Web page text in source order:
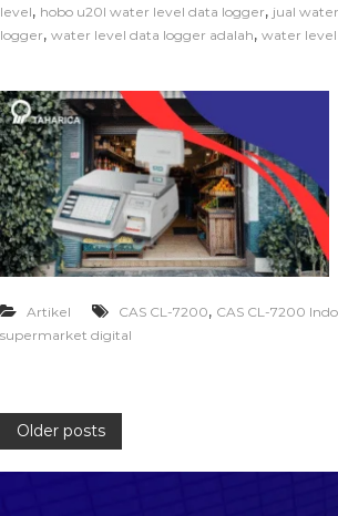
level, hobo u20l water level data logger, jual
logger, water level data logger adalah, water level
Artikel CAS CL-7200, CAS CL-7200
supermarket digital
Older posts